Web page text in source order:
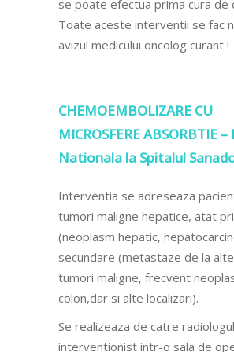
se poate efectua prima cura de
Toate aceste interventii se fac
avizul medicului oncolog curant !
CHEMOEMBOLIZARE CU
MICROSFERE ABSORBTIE
Nationala la Spitalul
Interventia se adreseaza
tumori maligne hepatice, atat
(neoplasm hepatic,
secundare (metastaze de la
tumori maligne, frecvent
colon,dar si alte localizari).
Se realizeaza de catre radiologul
interventionist intr-o sala de